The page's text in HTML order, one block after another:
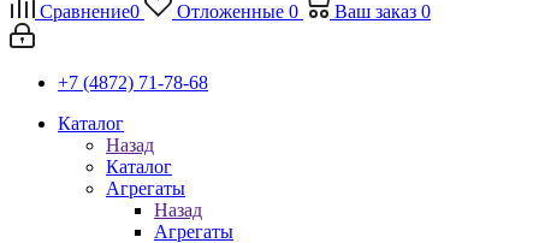
Сравнение0 Отложенные 0 Ваш заказ 0
+7 (4872) 71-78-68
Каталог
Назад
Каталог
Агрегаты
Назад
Агрегаты